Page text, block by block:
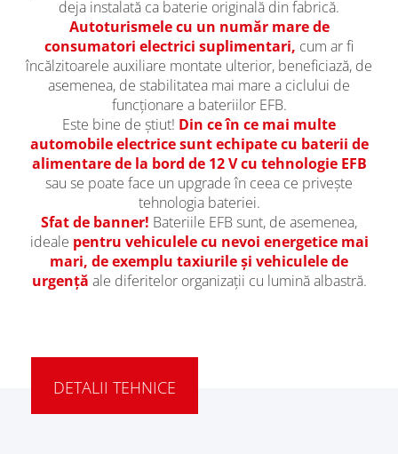
deja instalată ca baterie originală din fabrică.
Autoturismele cu un număr mare de
consumatori electrici suplimentari, cum ar fi
încălzitoarele auxiliare montate ulterior, beneficiază, de
asemenea, de stabilitatea mai mare a ciclului de
funcționare a bateriilor EFB.
Este bine de știut! Din ce în ce mai multe
automobile electrice sunt echipate cu baterii de
alimentare de la bord de 12 V cu tehnologie EFB
sau se poate face un upgrade în ceea ce privește
tehnologia bateriei.
Sfat de banner! Bateriile EFB sunt, de asemenea,
ideale pentru vehiculele cu nevoi energetice mai
mari, de exemplu taxiurile și vehiculele de
urgență ale diferitelor organizații cu lumină albastră.
DETALII TEHNICE